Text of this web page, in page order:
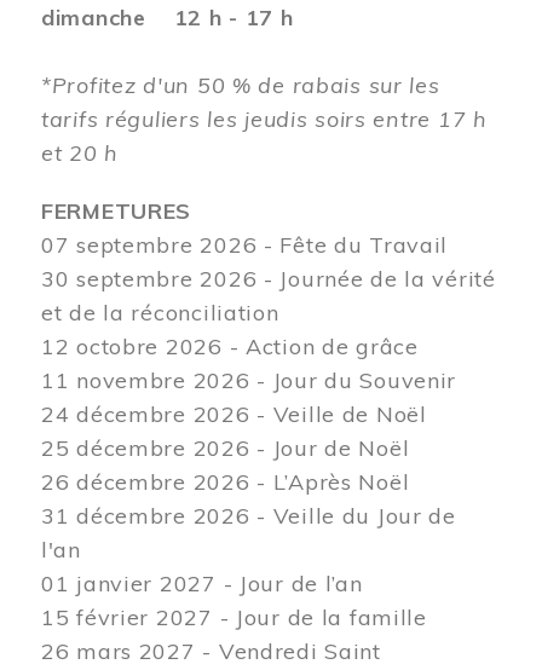
dimanche 12 h - 17 h
*Profitez d'un 50 % de rabais sur les
tarifs réguliers les jeudis soirs entre 17 h
et 20 h
FERMETURES
07 septembre 2026 - Fête du Travail
30 septembre 2026 - Journée de la vérité
et de la réconciliation
12 octobre 2026 - Action de grâce
11 novembre 2026 - Jour du Souvenir
24 décembre 2026 - Veille de Noël
25 décembre 2026 - Jour de Noël
26 décembre 2026 - L’Après Noël
31 décembre 2026 - Veille du Jour de
l'an
01 janvier 2027 - Jour de l’an
15 février 2027 - Jour de la famille
26 mars 2027 - Vendredi Saint